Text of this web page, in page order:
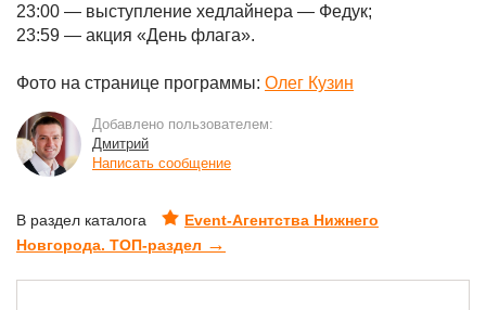
23:00 — выступление хедлайнера — Федук;
23:59 — акция «День флага».
Фото на странице программы: Олег Кузин
Добавлено пользователем:
Дмитрий
Написать сообщение
В раздел каталога
Event-Агентства Нижнего
Новгорода. ТОП-раздел →